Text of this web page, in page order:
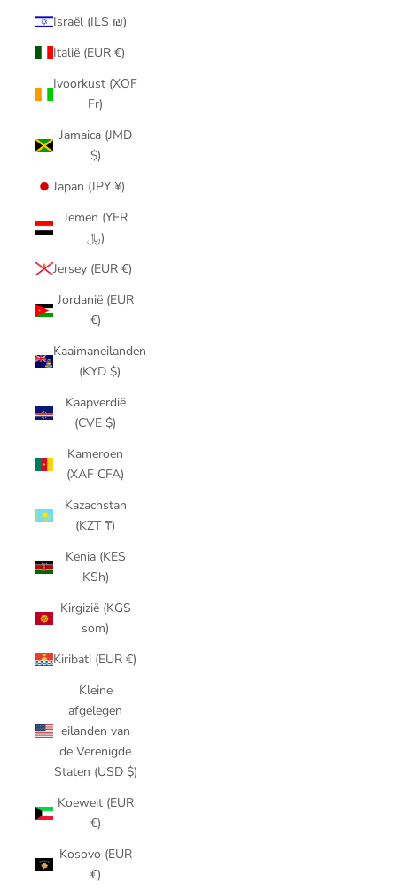
Israël (ILS ₪)
Italië (EUR €)
Ivoorkust (XOF
Fr)
Jamaica (JMD
$)
Japan (JPY ¥)
Jemen (YER
﷼)
Jersey (EUR €)
Jordanië (EUR
€)
Kaaimaneilanden
(KYD $)
Kaapverdië
(CVE $)
Kameroen
(XAF CFA)
Kazachstan
(KZT ₸)
Kenia (KES
KSh)
Kirgizië (KGS
som)
Kiribati (EUR €)
Kleine
afgelegen
eilanden van
de Verenigde
Staten (USD $)
Koeweit (EUR
€)
Kosovo (EUR
€)